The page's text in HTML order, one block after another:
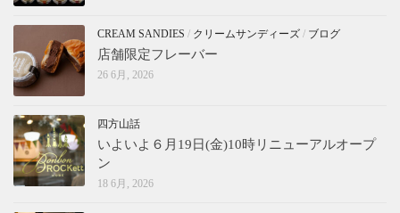
CREAM SANDIES / クリームサンディーズ / ブログ
店舗限定フレーバー
26 6月, 2026
四方山話
いよいよ６月19日(金)10時リニューアルオープ
ン
18 6月, 2026